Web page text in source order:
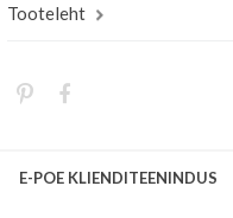
Tooteleht
E-POE KLIENDITEENINDUS